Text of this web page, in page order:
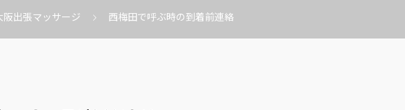
阪出張マッサージ 西梅田で呼ぶ時の到着前連絡